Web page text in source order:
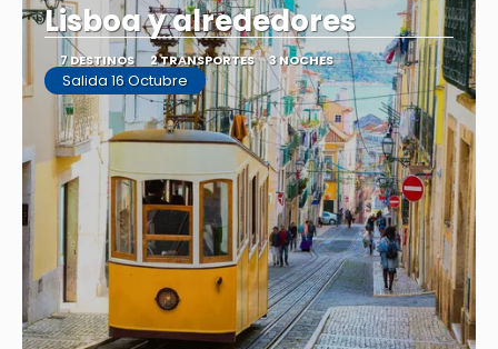
Lisboa y alrededores
7 DESTINOS 2 TRANSPORTES 3 NOCHES
Salida 16 Octubre